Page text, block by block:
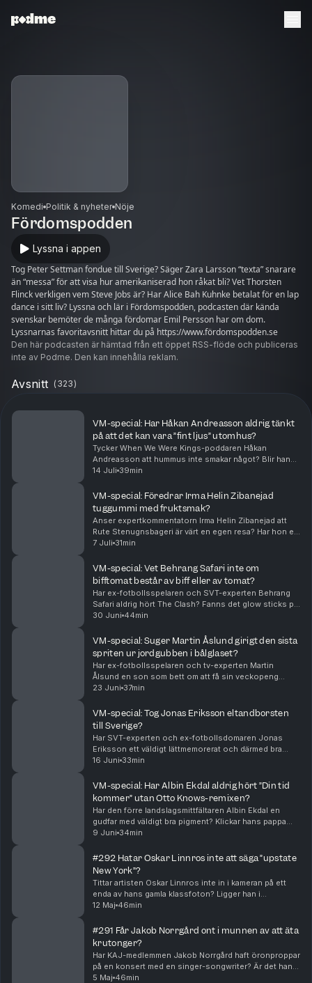
Komedi Politik & nyheter Nöje
Fördomspodden
Lyssna i appen
Tog Peter Settman fondue till Sverige? Säger Zara Larsson “texta” snarare
än “messa” för att visa hur amerikaniserad hon råkat bli? Vet Thorsten
Flinck verkligen vem Steve Jobs är? Har Alice Bah Kuhnke betalat för en lap
dance i sitt liv? Lyssna och lär i Fördomspodden, podcasten där kända
svenskar bemöter de många fördomar Emil Persson har om dom.
Lyssnarnas favoritavsnitt hittar du på https://www.fördomspodden.se
Hosted on Acast. Seeacast.com/privacyfor more information.
Den här podcasten är hämtad från ett öppet RSS-flöde och publiceras
inte av Podme. Den kan innehålla reklam.
Avsnitt (323)
VM-special: Har Håkan Andreasson aldrig tänkt
på att det kan vara ”fint ljus” utomhus?
Tycker When We Were Kings-poddaren Håkan
Andreasson att hummus inte smakar något? Blir han
ibland utskickad av sin fru för att köpa marschaller?
14 Juli 39min
VM-special: Föredrar Irma Helin Zibanejad
tuggummi med fruktsmak?
Anser expertkommentatorn Irma Helin Zibanejad att
Rute Stenugnsbageri är värt en egen resa? Har hon en
mamma som jobbar inom vården och en pappa som
7 Juli 31min
VM-special: Vet Behrang Safari inte om
bifftomat består av biff eller av tomat?
Har ex-fotbollsspelaren och SVT-experten Behrang
Safari aldrig hört The Clash? Fanns det glow sticks på
hans bröllop? Och hittade han, morgonen efter att han
30 Juni 44min
VM-special: Suger Martin Åslund girigt den sista
spriten ur jordgubben i bålglaset?
Har ex-fotbollsspelaren och tv-experten Martin
Ålsund en son som bett om att få sin veckopeng
inflationsjusterad? Var han initialt väldigt positiv till
23 Juni 37min
VM-special: Tog Jonas Eriksson eltandborsten
till Sverige?
Har SVT-experten och ex-fotbollsdomaren Jonas
Eriksson ett väldigt lättmemorerat och därmed bra
telefonnummer? Älskar han att gitarriffet i Status Quos
16 Juni 33min
VM-special: Har Albin Ekdal aldrig hört ”Din tid
kommer” utan Otto Knows-remixen?
Har den förre landslagsmittfältaren Albin Ekdal en
gudfar med väldigt bra pigment? Klickar hans pappa
inte med ”Granens” pappa? Och stod han på samma
9 Juni 34min
#292 Hatar Oskar Linnros inte att säga ”upstate
New York”?
Tittar artisten Oskar Linnros inte in i kameran på ett
enda av hans gamla klassfoton? Ligger han i
riskzonen för att börja måla? Och har hans son långt
12 Maj 46min
#291 Får Jakob Norrgård ont i munnen av att äta
krutonger?
Har KAJ-medlemmen Jakob Norrgård haft öronproppar
på en konsert med en singer-songwriter? Är det han
inte vet om Pinocchios skapare Geppetto inte värt att
5 Maj 46min